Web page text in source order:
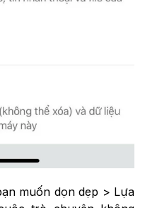
muốn dọn dẹp > Lựa